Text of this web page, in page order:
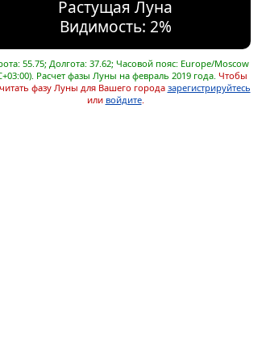
Растущая Луна
Видимость: 2%
55.75; Долгота: 37.62; Часовой пояс: Europe/Moscow
Расчет фазы Луны на февраль 2019 года. Чтобы
фазу Луны для Вашего города зарегистрируйтесь
или войдите.